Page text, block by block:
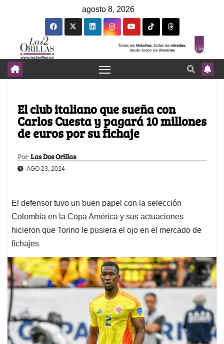
agosto 8, 2026
El club italiano que sueña con
Carlos Cuesta y pagará 10 millones
de euros por su fichaje
Por Las Dos Orillas
AGO 23, 2024
El defensor tuvo un buen papel con la selección
Colombia en la Copa América y sus actuaciones
hicieron que Torino le pusiera el ojo en el mercado de
fichajes